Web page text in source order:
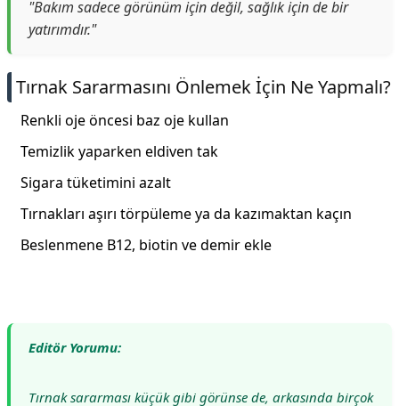
"Bakım sadece görünüm için değil, sağlık için de bir
yatırımdır."
Tırnak Sararmasını Önlemek İçin Ne Yapmalı?
Renkli oje öncesi baz oje kullan
Temizlik yaparken eldiven tak
Sigara tüketimini azalt
Tırnakları aşırı törpüleme ya da kazımaktan kaçın
Beslenmene B12, biotin ve demir ekle
Editör Yorumu:
Tırnak sararması küçük gibi görünse de, arkasında birçok